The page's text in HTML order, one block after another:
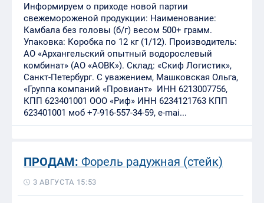
Информируем о приходе новой партии
свежемороженой продукции: Наименование:
Камбала без головы (б/г) весом 500+ грамм.
Упаковка: Коробка по 12 кг (1/12). Производитель:
АО «Архангельский опытный водорослевый
комбинат» (АО «АОВК»). Склад: «Скиф Логистик»,
Санкт-Петербург. С уважением, Машковская Ольга,
«Группа компаний «Провиант» ИНН 6213007756,
КПП 623401001 ООО «Риф» ИНН 6234121763 КПП
623401001 моб +7-916-557-34-59, e-mai...
ПРОДАМ: Форель радужная (стейк)
3 АВГУСТА 15:53